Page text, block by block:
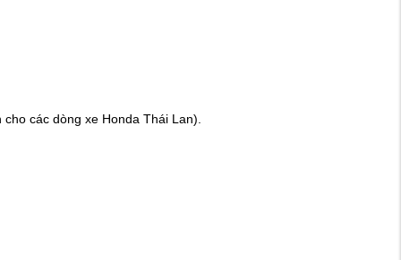
các dòng xe Honda Thái Lan).